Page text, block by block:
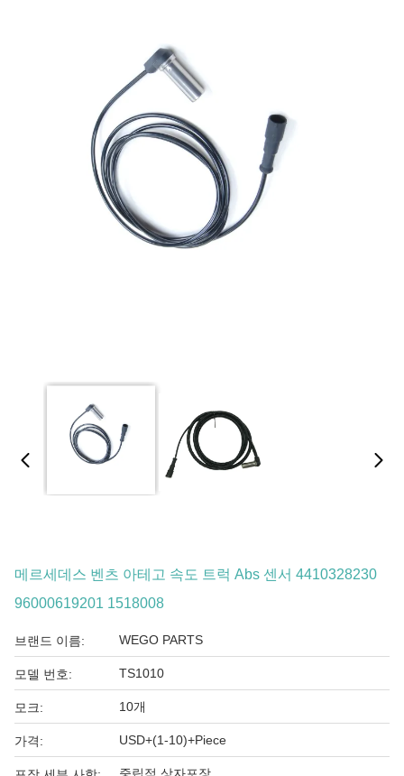
메르세데스 벤츠 아테고 속도 트럭 Abs 센서 4410328230
96000619201 1518008
브랜드 이름: WEGO PARTS
모델 번호: TS1010
모크: 10개
가격: USD+(1-10)+Piece